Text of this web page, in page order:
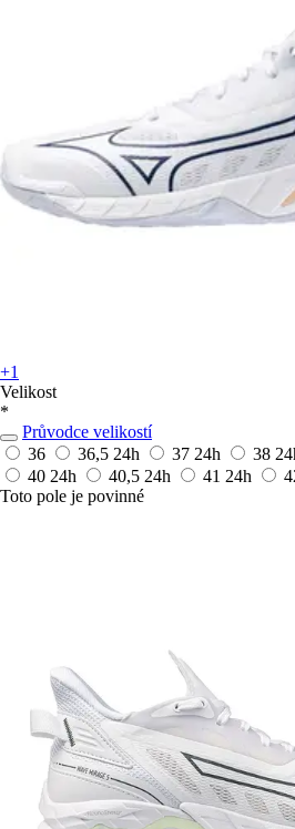
+1
Velikost
*
Průvodce velikostí
36
36,5 24h 37 24h 38
40 24h 40,5 24h 41 24h
Toto pole je povinné